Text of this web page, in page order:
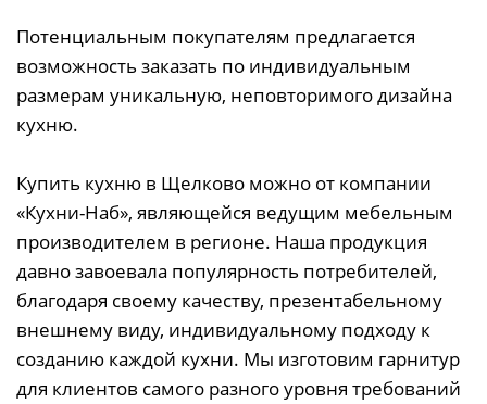
Потенциальным покупателям предлагается
возможность заказать по индивидуальным
размерам уникальную, неповторимого дизайна
кухню.
Купить кухню в Щелково можно от компании
«Кухни-Наб», являющейся ведущим мебельным
производителем в регионе. Наша продукция
давно завоевала популярность потребителей,
благодаря своему качеству, презентабельному
внешнему виду, индивидуальному подходу к
созданию каждой кухни. Мы изготовим гарнитур
для клиентов самого разного уровня требований